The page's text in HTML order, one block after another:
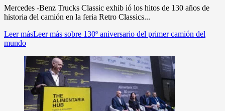
Mercedes -Benz Trucks Classic exhib ió los hitos de 130 años de
historia del camión en la feria Retro Classics...
Leer másLeer más sobre 130º aniversario del primer camión del
mundo